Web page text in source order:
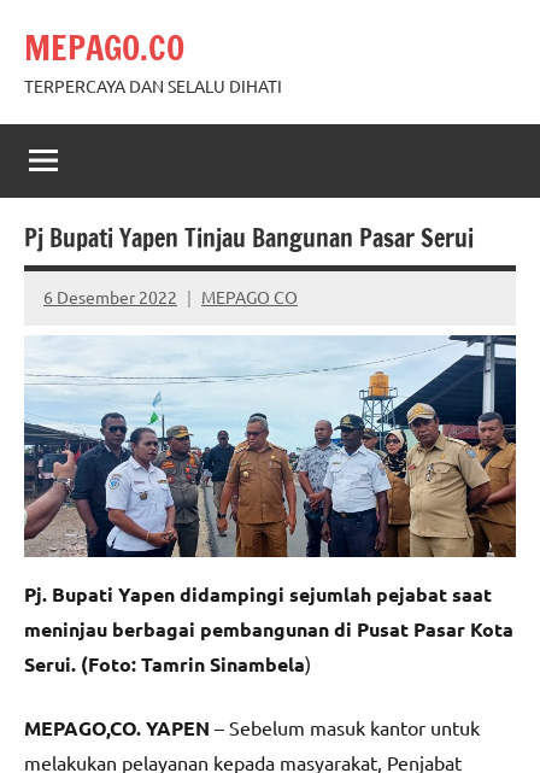
content
MEPAGO.CO
TERPERCAYA DAN SELALU DIHATI
Pj Bupati Yapen Tinjau Bangunan Pasar Serui
6 Desember 2022 MEPAGO CO
No
comments
Pj. Bupati Yapen didampingi sejumlah pejabat saat
meninjau berbagai pembangunan di Pusat Pasar Kota
Serui. (Foto: Tamrin Sinambela)
MEPAGO,CO. YAPEN – Sebelum masuk kantor untuk
melakukan pelayanan kepada masyarakat, Penjabat